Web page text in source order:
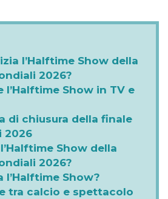
l’Halftime Show della
2026?
l’Halftime Show in TV e
di chiusura della finale
2026
Show della
2026?
l’Halftime Show?
tra calcio e spettacolo